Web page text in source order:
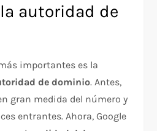
autoridad de
importantes es la
de dominio. Antes,
gran medida del número y
entrantes. Ahora, Google